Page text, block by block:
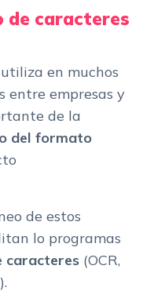
de caracteres
en muchos
entre empresas y
de la
del formato
de estos
lo programas
caracteres (OCR,
).